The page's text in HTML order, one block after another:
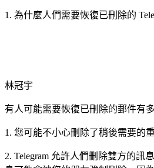
1. 為什麼人們需要恢復已刪除的
林冠宇
有人可能需要恢復已刪除的郵件有
1. 您可能不小心刪除了稍後需要的
2. Telegram 允許人們刪除雙方的訊